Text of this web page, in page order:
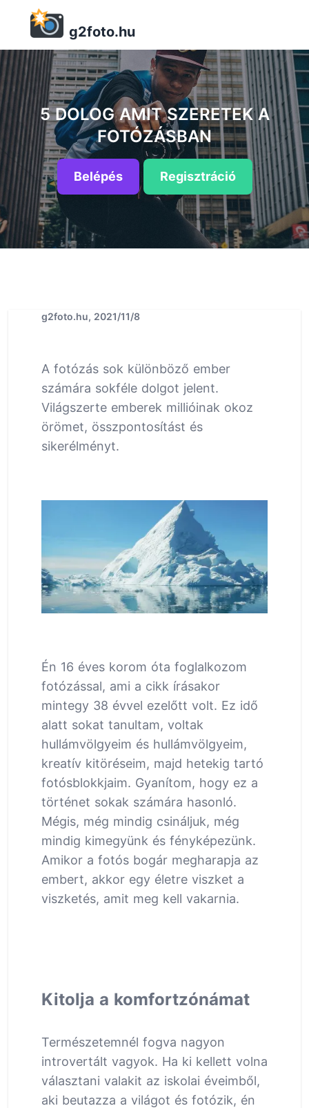
g2foto.hu
5 DOLOG AMIT SZERETEK A
FOTÓZÁSBAN
Belépés Regisztráció
g2foto.hu, 2021/11/8
A fotózás sok különböző ember
számára sokféle dolgot jelent.
Világszerte emberek millióinak okoz
örömet, összpontosítást és
sikerélményt.
Én 16 éves korom óta foglalkozom
fotózással, ami a cikk írásakor
mintegy 38 évvel ezelőtt volt. Ez idő
alatt sokat tanultam, voltak
hullámvölgyeim és hullámvölgyeim,
kreatív kitöréseim, majd hetekig tartó
fotósblokkjaim. Gyanítom, hogy ez a
történet sokak számára hasonló.
Mégis, még mindig csináljuk, még
mindig kimegyünk és fényképezünk.
Amikor a fotós bogár megharapja az
embert, akkor egy életre viszket a
viszketés, amit meg kell vakarnia.
Kitolja a komfortzónámat
Természetemnél fogva nagyon
introvertált vagyok. Ha ki kellett volna
választani valakit az iskolai éveimből,
aki beutazza a világot és fotózik, én